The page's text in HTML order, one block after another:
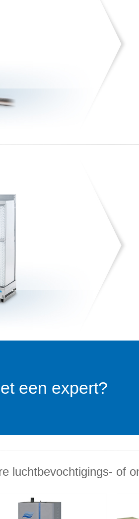
een expert?
luchtbevochtigings- of